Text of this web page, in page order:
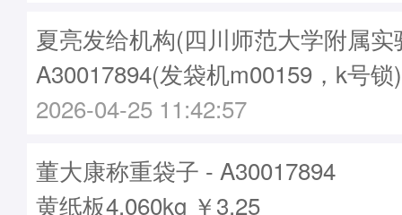
夏亮发给机构(四川师范大学附属
A30017894(发袋机m00159，k号锁)
2026-04-25 11:42:57
董大康称重袋子 - A30017894
黄纸板4.060kg ￥3.25